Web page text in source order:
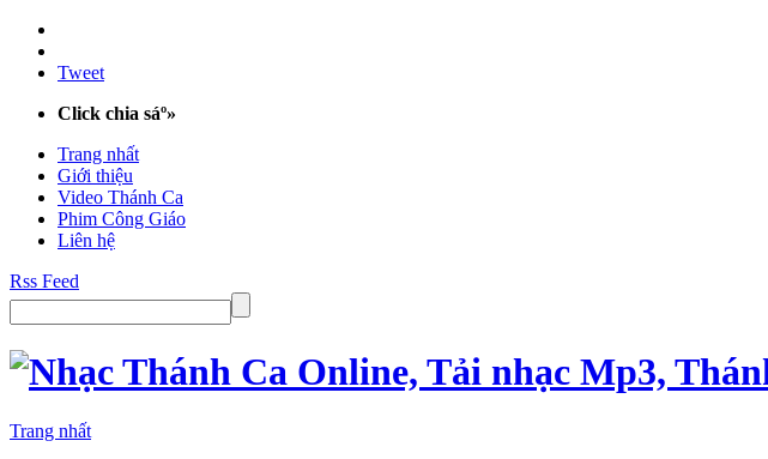
Tweet
Click chia sáº»
Trang nhất
Giới thiệu
Video Thánh Ca
Phim Công Giáo
Liên hệ
Rss Feed
Trang nhất